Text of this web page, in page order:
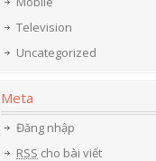
Television
Uncategorized
Meta
Đăng nhập
RSS cho bài viết